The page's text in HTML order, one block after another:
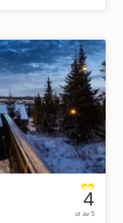
4
ut av 5